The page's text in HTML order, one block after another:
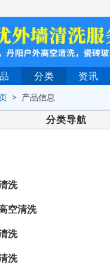
分类 资讯
> 产品信息
分类导航
洗
空清洗
洗
洗